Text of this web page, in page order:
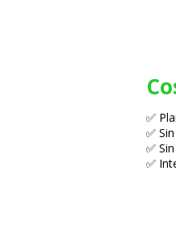
✅
✅
✅
✅